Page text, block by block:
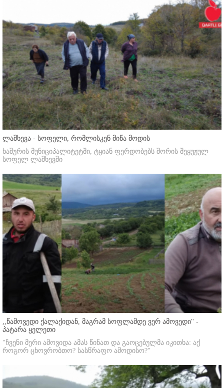
ლაშხევა - სოფელი, რომლისკენ მიწა მოდის
ხაშურის მუნიციპალიტეტში, ტყიან ფერდობებს შორის შეყუჟულ
სოფელ ლაშხევში
,,წამოვედი ქალაქიდან, მაგრამ სოფლამდე ვერ ამოვედი'' -
პატარა ყელეთი
"ჩვენი მერი ამოვიდა ამას წინათ და გაოცებულმა იკითხა: აქ
როგორ ცხოვრობთო? სასწრაფო ამოდისო?"